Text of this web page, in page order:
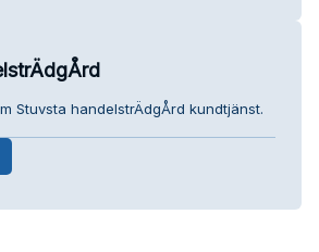
Stuvsta handelstrÄdgÅrd kundtjänst.